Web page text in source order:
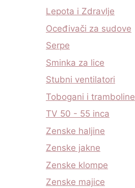
Lepota i Zdravlje
Oceđivači za sudove
Serpe
Sminka za lice
Stubni ventilatori
Tobogani i tramboline
TV 50 - 55 inca
Zenske haljine
Zenske jakne
Zenske klompe
Zenske majice